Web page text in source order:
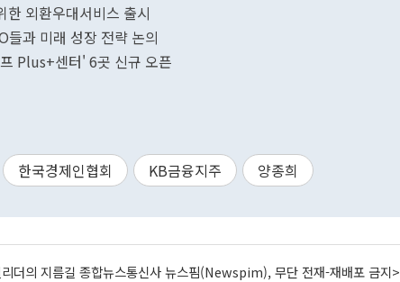
한 외환우대서비스 출시
들과 미래 성장 전략 논의
Plus+센터' 6곳 신규 오픈
한국경제인협회 KB금융지주 양종희
더의 지름길 종합뉴스통신사 뉴스핌(Newspim), 무단 전재-재배포 금지>